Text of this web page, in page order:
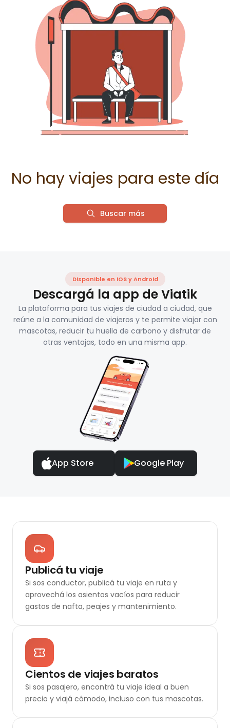
No hay viajes para este día
Buscar más
Disponible en iOS y Android
Descargá la app de Viatik
La plataforma para tus viajes de ciudad a ciudad, que
reúne a la comunidad de viajeros y te permite viajar con
mascotas, reducir tu huella de carbono y disfrutar de
otras ventajas, todo en una misma app.
App Store Google Play
Publicá tu viaje
Si sos conductor, publicá tu viaje en ruta y
aprovechá los asientos vacíos para reducir
gastos de nafta, peajes y mantenimiento.
Cientos de viajes baratos
Si sos pasajero, encontrá tu viaje ideal a buen
precio y viajá cómodo, incluso con tus mascotas.